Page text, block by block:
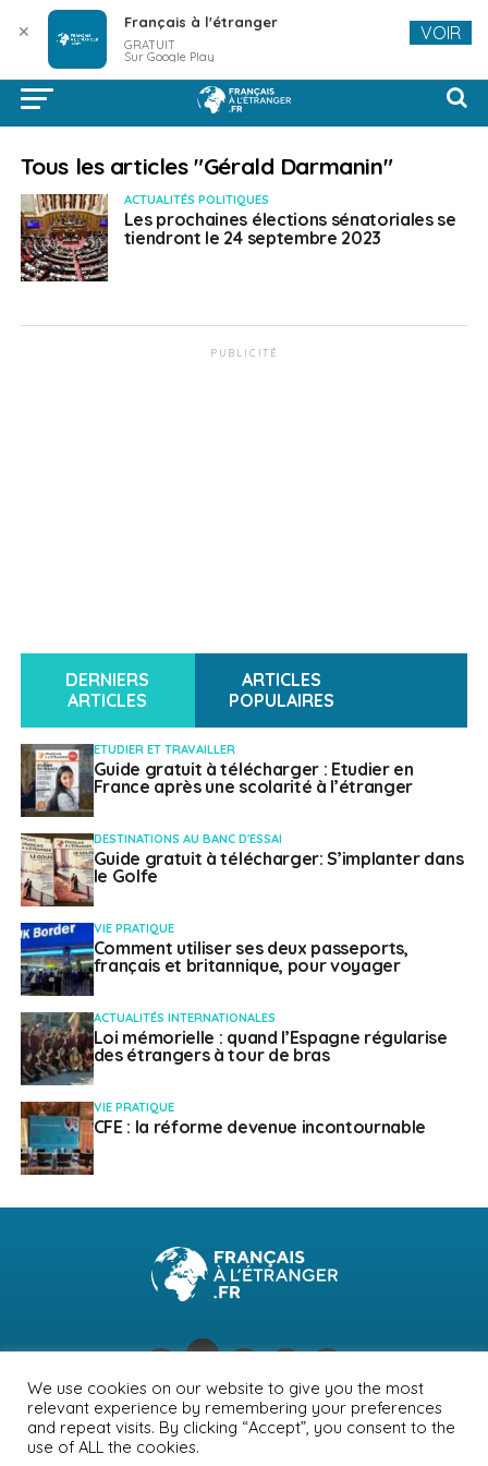
Tous les articles "Gérald Darmanin"
ACTUALITÉS POLITIQUES
Les prochaines élections sénatoriales se
tiendront le 24 septembre 2023
PUBLICITÉ
DERNIERS
ARTICLES
ARTICLES
POPULAIRES
ETUDIER ET TRAVAILLER
Guide gratuit à télécharger : Etudier en
France après une scolarité à l’étranger
DESTINATIONS AU BANC D'ESSAI
Guide gratuit à télécharger: S’implanter dans
le Golfe
VIE PRATIQUE
Comment utiliser ses deux passeports,
français et britannique, pour voyager
ACTUALITÉS INTERNATIONALES
Loi mémorielle : quand l’Espagne régularise
des étrangers à tour de bras
VIE PRATIQUE
CFE : la réforme devenue incontournable
NEWSLETTER PUBLICITÉ CONTACTS
MENTIONS LÉGALES
POLITIQUE DE CONFIDENTIALITÉ
We use cookies on our website to give you the most
relevant experience by remembering your preferences
and repeat visits. By clicking “Accept”, you consent to the
use of ALL the cookies.
✕ Français à l'étranger
GRATUIT
Sur Google Play
VOIR